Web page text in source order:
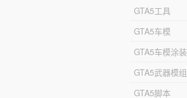
GTA5工具
GTA5车模
GTA5车模涂装
GTA5武器模组
GTA5脚本